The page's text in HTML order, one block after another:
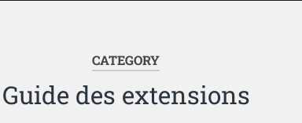
CATEGORY
Guide des extensions